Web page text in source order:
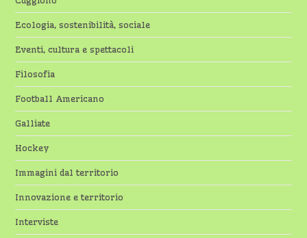
Ecologia, sostenibilità, sociale
Eventi, cultura e spettacoli
Filosofia
Football Americano
Galliate
Hockey
Immagini dal territorio
Innovazione e territorio
Interviste